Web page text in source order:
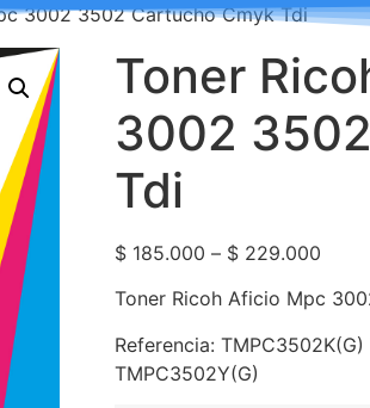
3002 3502 Cartucho Cmyk Tdi
Toner
3002
Tdi
$185.000 – $229.000
Toner Ricoh Aficio Mpc
Referencia:
TMPC3502Y(G)